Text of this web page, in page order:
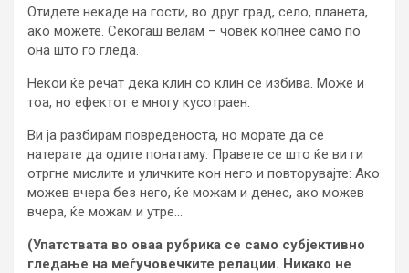
Отидете некаде на гости, во друг град, село, планета,
ако можете. Секогаш велам – човек копнее само по
она што го гледа.
Некои ќе речат дека клин со клин се избива. Може и
тоа, но ефектот е многу кусотраен.
Ви ја разбирам повреденоста, но морате да се
натерате да одите понатаму. Правете се што ќе ви ги
отргне мислите и уличките кон него и повторувајте: Ако
можев вчера без него, ќе можам и денес, ако можев
вчера, ќе можам и утре…
(Упатствата во оваа рубрика се само субјективно
гледање на меѓучовечките релации. Никако не